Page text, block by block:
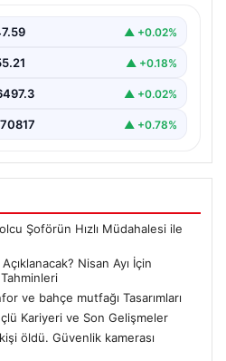
para yatırımcılarının▲ +0.02%
▲ +0.18%
▲ +0.02%
▲ +0.78%
Şoförün Hızlı Müdahalesi ile
Nisan Ayı İçin
ve bahçe mutfağı Tasarımları
Kariyeri ve Son Gelişmeler
öldü. Güvenlik kamerası